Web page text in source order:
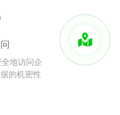
地访问企
的机密性